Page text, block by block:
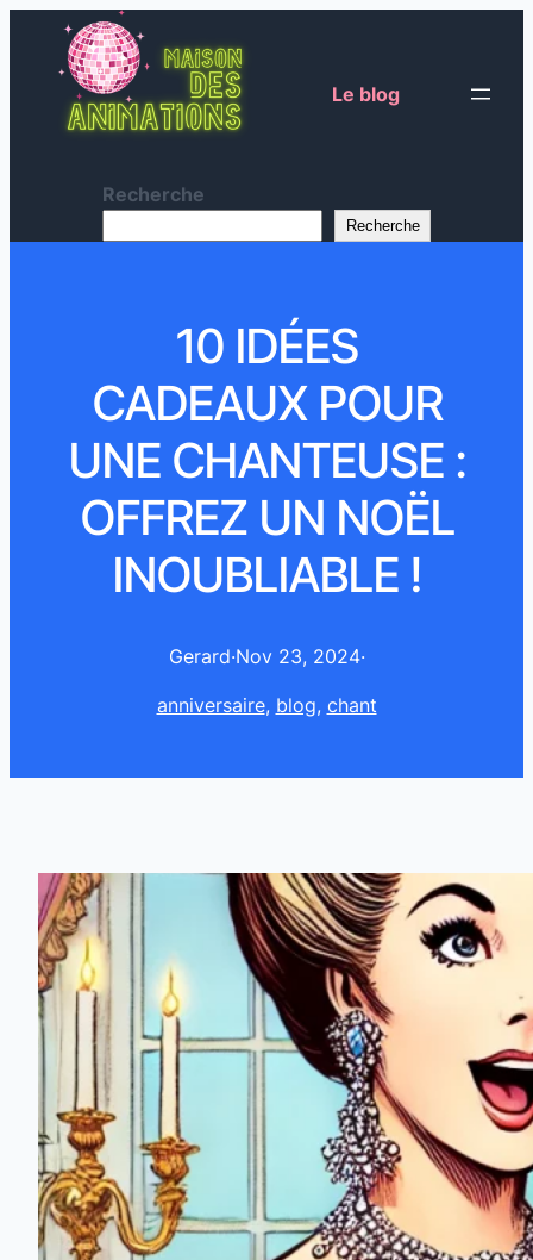
Le blog
Recherche
Recherche
10 IDÉES
CADEAUX POUR
UNE CHANTEUSE :
OFFREZ UN NOËL
INOUBLIABLE !
Gerard·Nov 23, 2024·
anniversaire, blog, chant